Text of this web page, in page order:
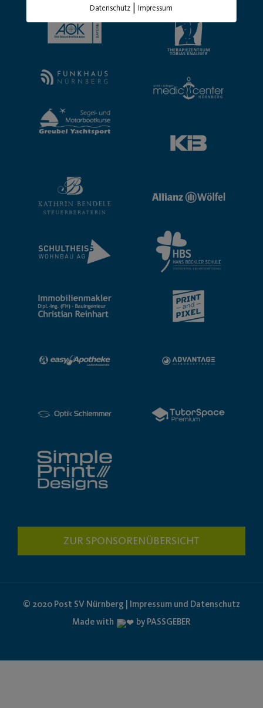
ZUR SPONSORENÜBERSICHT
© 2020 Post SV Nürnberg | Impressum und Datenschutz
Made with
by PASSGEBER
Datenschutz |Impressum